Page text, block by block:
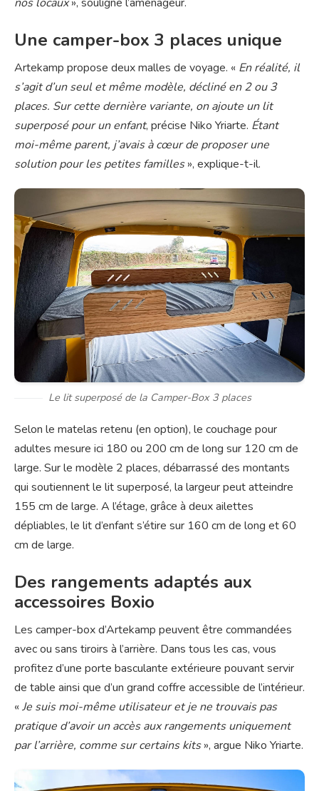
Une camper-box 3 places unique
Artekamp propose deux malles de voyage. « En réalité, il
s’agit d’un seul et même modèle, décliné en 2 ou 3
places. Sur cette dernière variante, on ajoute un lit
superposé pour un enfant, précise Niko Yriarte. Étant
moi-même parent, j’avais à cœur de proposer une
solution pour les petites familles», explique-t-il.
Le lit superposé de la Camper-Box 3 places
Selon le matelas retenu (en option), le couchage pour
adultes mesure ici 180 ou 200 cm de long sur 120 cm de
large. Sur le modèle 2 places, débarrassé des montants
qui soutiennent le lit superposé, la largeur peut atteindre
155 cm de large. A l’étage, grâce à deux ailettes
dépliables, le lit d’enfant s’étire sur 160 cm de long et 60
cm de large.
Des rangements adaptés aux
accessoires Boxio
Les camper-box d’Artekamp peuvent être commandées
avec ou sans tiroirs à l’arrière. Dans tous les cas, vous
profitez d’une porte basculante extérieure pouvant servir
de table ainsi que d’un grand coffre accessible de l’intérieur.
« Je suis moi-même utilisateur et je ne trouvais pas
pratique d’avoir un accès aux rangements uniquement
par l’arrière, comme sur certains kits», argue Niko Yriarte.